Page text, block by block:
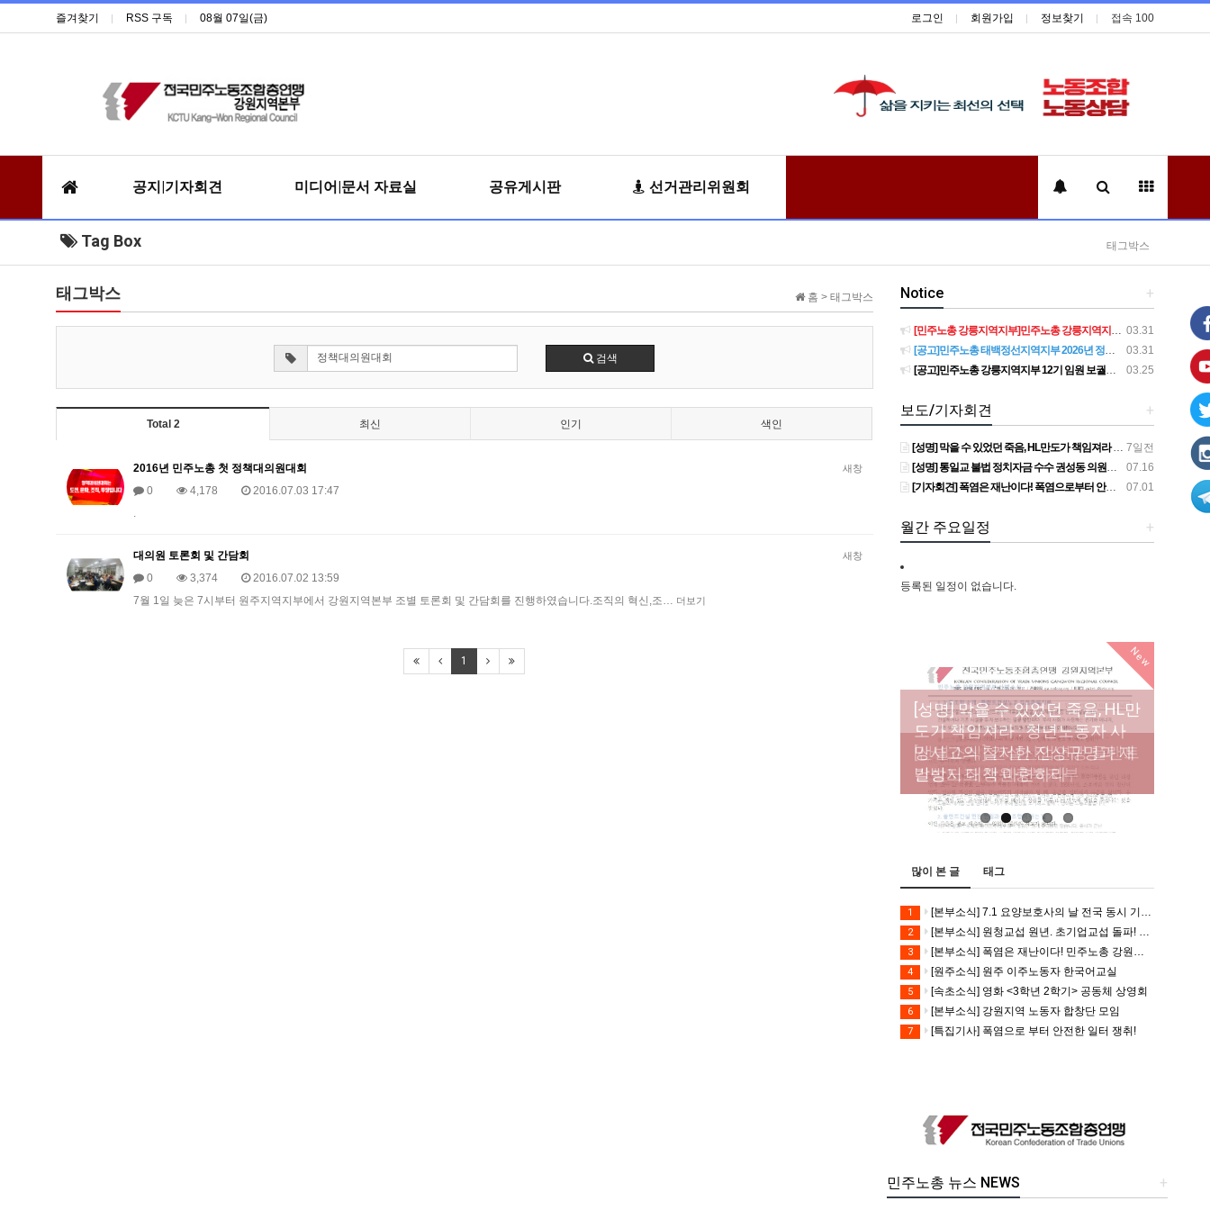
즐겨찾기 RSS 구독 08월 07일(금) 로그인 회원가입 정보찾기 접속 100
공지|기자회견 미디어|문서 자료실 공유게시판 선거관리위원회
Tag Box 태그박스
홈 > 태그박스
태그박스
검색
Total 2 최신 인기 색인
새창
2016년 민주노총 첫 정책대의원대회
0
4,178
2016.07.03 17:47
.
새창
대의원 토론회 및 간담회
0
3,374
2016.07.02 13:59
7월 1일 늦은 7시부터 원주지역지부에서 강원지역본부 조별 토론회 및 간담회를 진행하였습니다.조직의 혁신,조… 더보기
1
+
Notice
03.31
[민주노총 강릉지역지부]민주노총 강릉지역지부 제12기 임원 보궐선거결과 공고
03.31
[공고]민주노총 태백정선지역지부 2026년 정기 대의원대회 재소집 건
03.25
[공고]민주노총 강릉지역지부 12기 임원 보궐선거 후보자 확정 공고
+
보도/기자회견
7일전
[성명] 막을 수 있었던 죽음, HL만도가 책임져라 : 청년노동자 사망사고의 철저한 진상규명과 재발방지 대책 마련하라
07.16
[성명] 통일교 불법 정치자금 수수 권성동 의원직 상실, 사필귀정이다
07.01
[기자회견] 폭염은 재난이다! 폭염으로부터 안전한 일터를 위한 민주노총 강원지역본부 폭염감시단 선포 기자회견
+
월간 주요일정
등록된 일정이 없습니다.
New
[성명] 막을 수 있었던 죽음, HL만
도가 책임져라 : 청년노동자 사
망사고의 철저한 진상규명과 재
발방지 대책 마련하라
[산별소식] 건설산업연맹 플랜트
건설노조 강원충북지부
[강릉,속초,원주,춘천] 폭염감시
단 사업 이모저모
[조합원☆인터뷰] 서비스연맹 전
국학교비정규직노동조합 강원
지부 김유미 춘천지회장
[본부소식] 강원지역 노동자 합
창단 모임
많이 본 글 태그
1 [본부소식] 7.1 요양보호사의 날 전국 동시 기자회견
2 [본부소식] 원청교섭 원년. 초기업교섭 돌파! 모든 노동자의 노동기본권 쟁취! 민주노총 7.15 총파업대회
3 [본부소식] 폭염은 재난이다! 민주노총 강원지역본부 폭염감시단 선포 기자회견
4 [원주소식] 원주 이주노동자 한국어교실
5 [속초소식] 영화 <3학년 2학기> 공동체 상영회
6 [본부소식] 강원지역 노동자 합창단 모임
7 [특집기사] 폭염으로 부터 안전한 일터 쟁취!
+
민주노총 뉴스 NEWS